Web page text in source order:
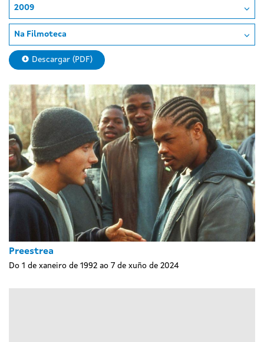
2009
Na Filmoteca
Descargar (PDF)
Preestrea
Do 1 de xaneiro de 1992 ao 7 de xuño de 2024